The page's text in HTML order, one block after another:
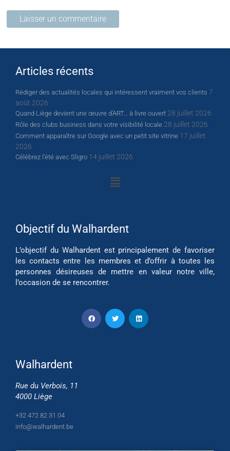
Articles récents
Rédiger des actualités locales qui intéressent vraiment vos clients 7
août 2026
Quand Liège devient une œuvre d’ART… à livre ouvert 28 juillet 2026
Rôle des clubs business dans votre visibilité locale 28 juillet 2026
Comment apparaître sur Google avec un petit site vitrine 17 juillet
2026
Célébrez l’été avec Sligro 14 juillet 2026
Objectif du Walhardent
L’objectif du Walhardent est principalement de favoriser
les contacts entre les membres et d’offrir à toutes les
personnes désireuses de mettre en valeur notre ville,
l’occasion de se rencontrer.
Walhardent
Rue du Verbois, 11
4000 Liège
+32 472 82 31 04
info@walhardent.be